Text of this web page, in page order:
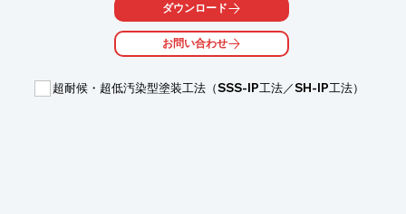
に対応できるよう約3万点の塗料、塗装を取り揃えています。
豊富な製品、知識、経験の中から、お客様のご要望を実現する為
【事業内容】
ダウンロード
お問い合わせ
超耐候・超低汚染型塗装工法（SSS-IP工法／SH-IP工法）